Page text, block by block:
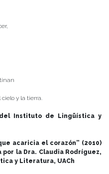
y la tierra.
Instituto de Lingüística y
acaricia el corazón” (2010)
la Dra. Claudia Rodríguez,
y Literatura, UACh